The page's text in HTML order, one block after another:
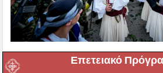
Επετειακό